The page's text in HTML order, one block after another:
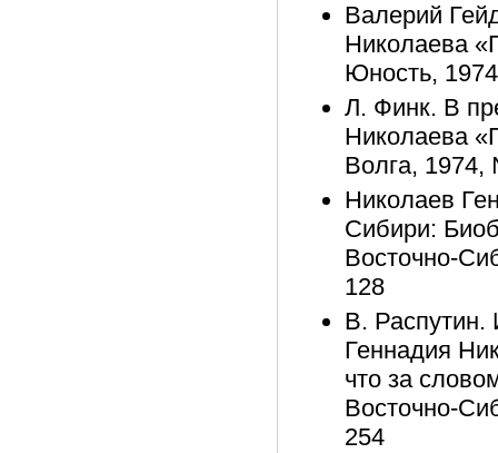
Валерий
Николаева
Юность,
Л. Финк. В
Николаева
Волга,
Николаев
Сибири:
Восточно-
128
В. Распутин.
Геннадия
что за
Восточно-
254